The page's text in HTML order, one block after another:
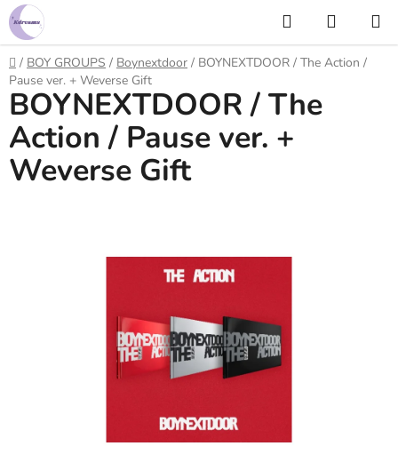
Prejsť
na
obsah
Hľadať
KOŠÍK
Domov
/ BOY GROUPS / Boynextdoor / BOYNEXTDOOR / The Action /
Pause ver. + Weverse Gift
BOYNEXTDOOR / The
Action / Pause ver. +
Weverse Gift